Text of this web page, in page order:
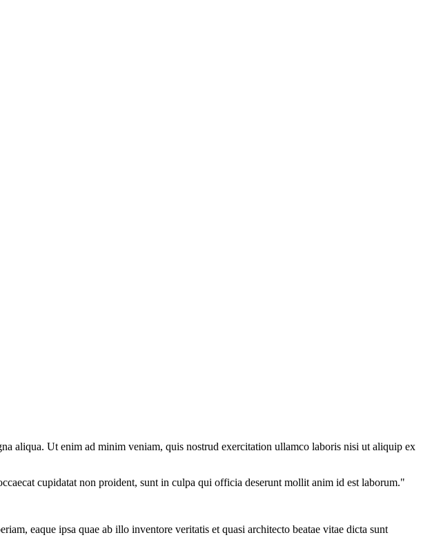
aliqua. Ut enim ad minim veniam, quis nostrud exercitation ullamco laboris nisi ut aliquip ex
cupidatat non proident, sunt in culpa qui officia deserunt mollit anim id est laborum."
eaque ipsa quae ab illo inventore veritatis et quasi architecto beatae vitae dicta sunt